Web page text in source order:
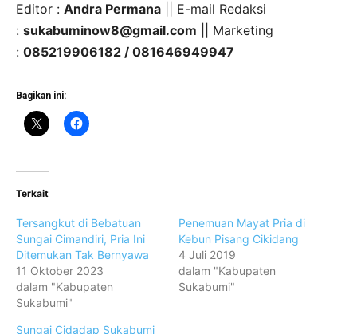
Editor : Andra Permana || E-mail Redaksi
: sukabuminow8@gmail.com || Marketing
: 085219906182 / 081646949947
Bagikan ini:
Terkait
Tersangkut di Bebatuan
Sungai Cimandiri, Pria Ini
Ditemukan Tak Bernyawa
11 Oktober 2023
dalam "Kabupaten
Sukabumi"
Penemuan Mayat Pria di
Kebun Pisang Cikidang
4 Juli 2019
dalam "Kabupaten
Sukabumi"
Sungai Cidadap Sukabumi